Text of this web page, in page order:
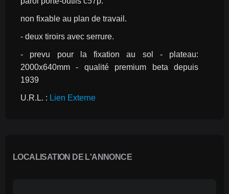
non fixable au plan de travail.
- deux tiroirs avec serrure.
- prevu pour la fixation au sol - plateau:
2000x640mm - qualité premium beta depuis
1939
U.R.L. : Lien Externe
LOCALISATION DE L'ANNONCE